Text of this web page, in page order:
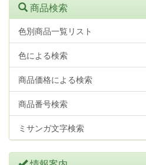
商品検索
色別商品一覧リスト
色による検索
商品価格による検索
商品番号検索
ミサンガ文字検索